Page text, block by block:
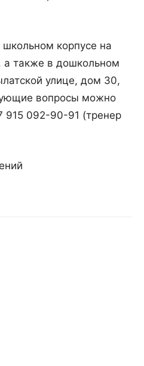
корпусе на
а также в дошкольном
улице, дом 30,
вопросы можно
915 092-90-91 (тренер